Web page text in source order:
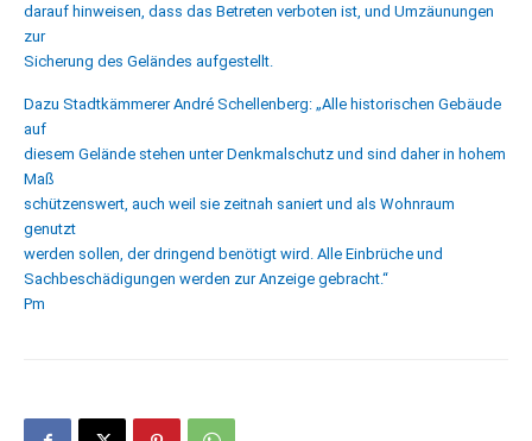
darauf hinweisen, dass das Betreten verboten ist, und Umzäunungen
zur
Sicherung des Geländes aufgestellt.
Dazu Stadtkämmerer André Schellenberg: „Alle historischen Gebäude
auf
diesem Gelände stehen unter Denkmalschutz und sind daher in hohem
Maß
schützenswert, auch weil sie zeitnah saniert und als Wohnraum
genutzt
werden sollen, der dringend benötigt wird. Alle Einbrüche und
Sachbeschädigungen werden zur Anzeige gebracht.“
Pm